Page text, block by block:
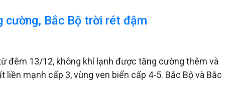
cường, Bắc Bộ trời rét đậm
đêm 13/12, không khí lạnh được tăng cường thêm và
mạnh cấp 3, vùng ven biển cấp 4-5. Bắc Bộ và Bắc